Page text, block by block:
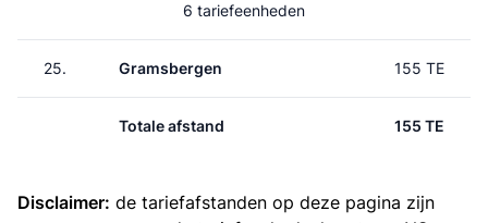
6 tariefeenheden
25. Gramsbergen 155 TE
Totale afstand 155 TE
Disclaimer: de tariefafstanden op deze pagina zijn